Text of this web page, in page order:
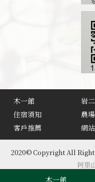
木一館 岩
住宿須知
農
客戶推薦
網
2020© Copyright All
阿里
木一館